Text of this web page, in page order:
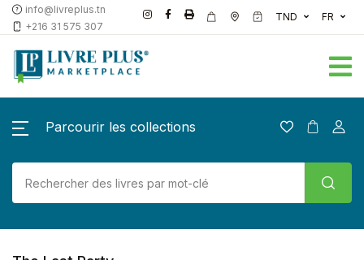
info@livreplus.tn
+216 31 575 307
TND FR
Parcourir les collections